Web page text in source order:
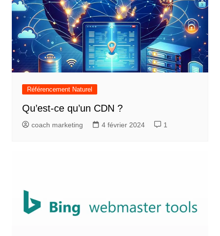
Référencement Naturel
Qu’est-ce qu’un CDN ?
coach marketing 4 février 2024 1